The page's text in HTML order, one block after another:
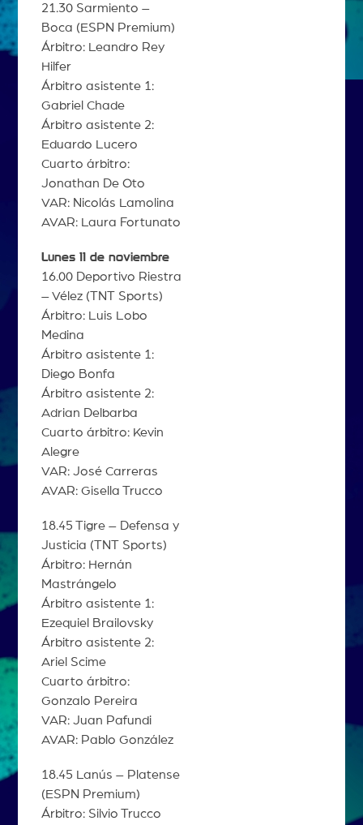
21.30 Sarmiento –
Boca (ESPN Premium)
Árbitro: Leandro Rey
Hilfer
Árbitro asistente 1:
Gabriel Chade
Árbitro asistente 2:
Eduardo Lucero
Cuarto árbitro:
Jonathan De Oto
VAR: Nicolás Lamolina
AVAR: Laura Fortunato
Lunes 11 de noviembre
16.00 Deportivo Riestra
– Vélez (TNT Sports)
Árbitro: Luis Lobo
Medina
Árbitro asistente 1:
Diego Bonfa
Árbitro asistente 2:
Adrian Delbarba
Cuarto árbitro: Kevin
Alegre
VAR: José Carreras
AVAR: Gisella Trucco
18.45 Tigre – Defensa y
Justicia (TNT Sports)
Árbitro: Hernán
Mastrángelo
Árbitro asistente 1:
Ezequiel Brailovsky
Árbitro asistente 2:
Ariel Scime
Cuarto árbitro:
Gonzalo Pereira
VAR: Juan Pafundi
AVAR: Pablo González
18.45 Lanús – Platense
(ESPN Premium)
Árbitro: Silvio Trucco